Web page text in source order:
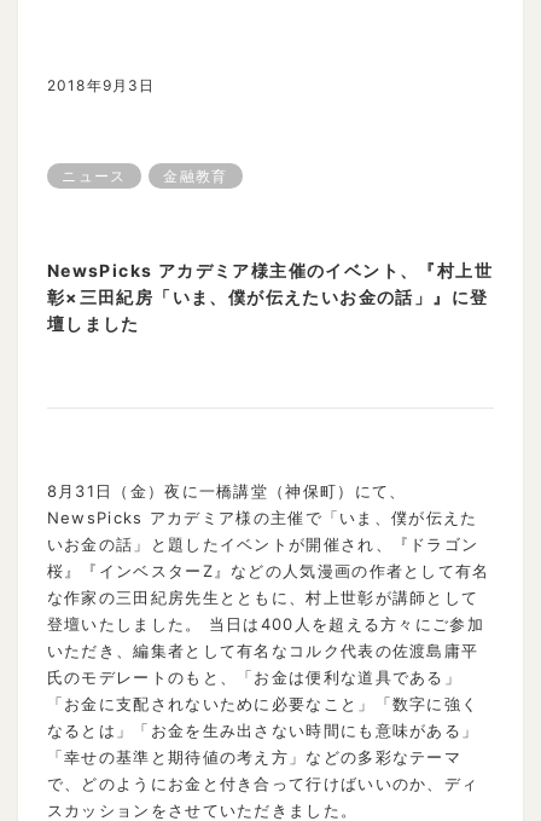
2018年9月3日
ニュース 金融教育
NewsPicks アカデミア様主催のイベント、『村上世
彰×三田紀房「いま、僕が伝えたいお金の話」』に登
壇しました
8月31日（金）夜に一橋講堂（神保町）にて、
NewsPicks アカデミア様の主催で「いま、僕が伝えた
いお金の話」と題したイベントが開催され、『ドラゴン
桜』『インベスターZ』などの人気漫画の作者として有名
な作家の三田紀房先生とともに、村上世彰が講師として
登壇いたしました。 当日は400人を超える方々にご参加
いただき、編集者として有名なコルク代表の佐渡島庸平
氏のモデレートのもと、「お金は便利な道具である」
「お金に支配されないために必要なこと」「数字に強く
なるとは」「お金を生み出さない時間にも意味がある」
「幸せの基準と期待値の考え方」などの多彩なテーマ
で、どのようにお金と付き合って行けばいいのか、ディ
スカッションをさせていただきました。